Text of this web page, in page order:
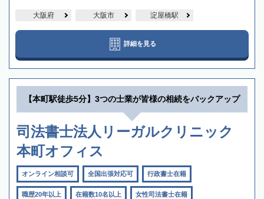
大阪府 大阪市 淀屋橋駅
詳細を見る
【本町駅徒歩5分】3つの士業が皆様の相続をバックアップ
司法書士法人リーガルクリニック
本町オフィス
オンライン相談可 全国出張対応可 行政書士在籍
職歴20年以上 在籍数10名以上 女性司法書士在籍